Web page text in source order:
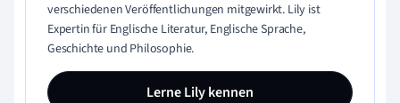
verschiedenen Veröffentlichungen mitgewirkt. Lily ist
Expertin für Englische Literatur, Englische Sprache,
Geschichte und Philosophie.
Lerne Lily kennen